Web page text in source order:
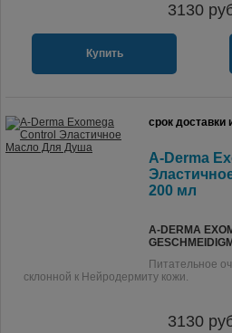
3130
Купить
срок доставки
A-Derma
200 мл
A-DERMA
Питательное
склонной к Нейродермиту кожи.
3130